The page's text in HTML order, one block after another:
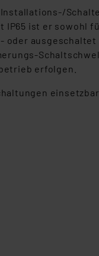
ist er sowohl
erfolgen.